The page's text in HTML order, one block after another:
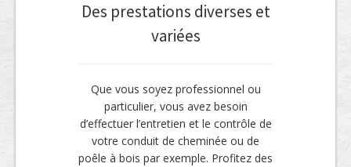
Des prestations diverses et
variées
Que vous soyez professionnel ou
particulier, vous avez besoin
d’effectuer l’entretien et le contrôle de
votre conduit de cheminée ou de
poêle à bois par exemple. Profitez des